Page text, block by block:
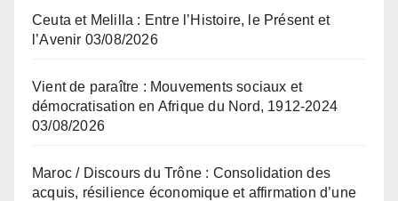
Ceuta et Melilla : Entre l’Histoire, le Présent et
l’Avenir 03/08/2026
Vient de paraître : Mouvements sociaux et
démocratisation en Afrique du Nord, 1912-2024
03/08/2026
Maroc / Discours du Trône : Consolidation des
acquis, résilience économique et affirmation d’une